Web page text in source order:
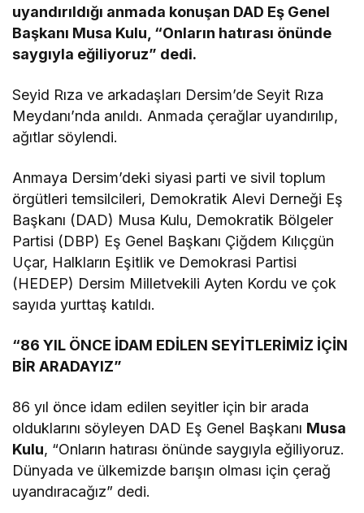
uyandırıldığı anmada konuşan DAD Eş Genel
Başkanı Musa Kulu, “Onların hatırası önünde
saygıyla eğiliyoruz” dedi.
Seyid Rıza ve arkadaşları Dersim’de Seyit Rıza
Meydanı’nda anıldı. Anmada çerağlar uyandırılıp,
ağıtlar söylendi.
Anmaya Dersim’deki siyasi parti ve sivil toplum
örgütleri temsilcileri, Demokratik Alevi Derneği Eş
Başkanı (DAD) Musa Kulu, Demokratik Bölgeler
Partisi (DBP) Eş Genel Başkanı Çiğdem Kılıçgün
Uçar, Halkların Eşitlik ve Demokrasi Partisi
(HEDEP) Dersim Milletvekili Ayten Kordu ve çok
sayıda yurttaş katıldı.
“86 YIL ÖNCE İDAM EDİLEN SEYİTLERİMİZ İÇİN
BİR ARADAYIZ”
86 yıl önce idam edilen seyitler için bir arada
olduklarını söyleyen DAD Eş Genel Başkanı Musa
Kulu, “Onların hatırası önünde saygıyla eğiliyoruz.
Dünyada ve ülkemizde barışın olması için çerağ
uyandıracağız” dedi.